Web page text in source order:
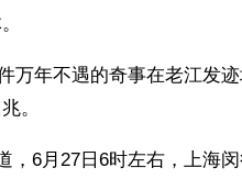
万年不遇的奇事在老江发
。
，6月27日6时左右，上海